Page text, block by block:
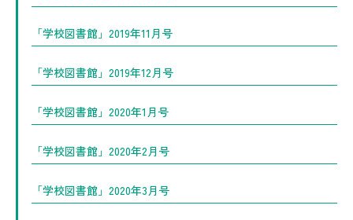
「学校図書館」2019年11月号
「学校図書館」2019年12月号
「学校図書館」2020年1月号
「学校図書館」2020年2月号
「学校図書館」2020年3月号